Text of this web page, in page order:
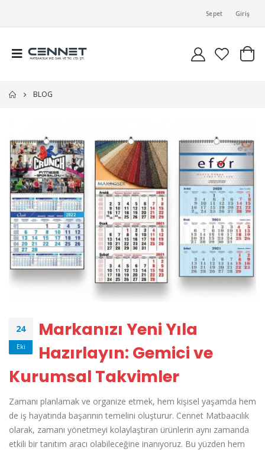
Sepet Giriş
BLOG
24
Eki
Markanızı Yeni Yıla
Hazırlayın: Gemici ve
Kurumsal Takvimler
Zamanı planlamak ve organize etmek, hem kişisel yaşamda hem
de iş hayatında başarının temelini oluşturur. Cennet Matbaacılık
olarak, zamanı yönetmeyi kolaylaştıran ürünlerin aynı zamanda
etkili bir tanıtım aracı olabileceğine inanıyoruz. Bu yüzden hem